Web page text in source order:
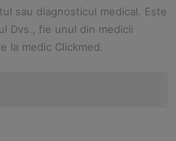
sau diagnosticul medical. Este
Dvs., fie unul din medicii
la medic Clickmed.